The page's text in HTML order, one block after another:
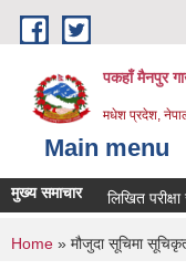
Skip to main content
पकहाँ मैनपुर
मधेश प्रदेश,
Main menu
मुख्य समाचार लिखित परीक्षा
You are
Home » मौजुदा सूचिमा